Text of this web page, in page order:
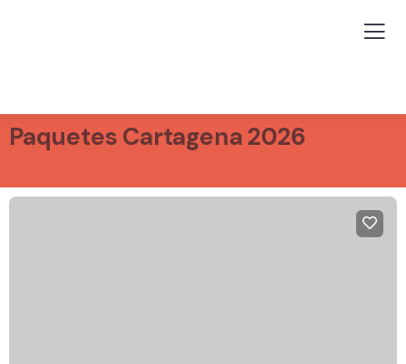
Paquetes Cartagena 2026